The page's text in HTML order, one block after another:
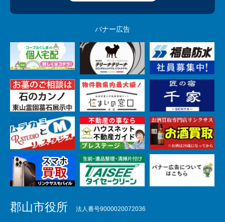
バナー広告
郡山市役所 法人番号9000020072036